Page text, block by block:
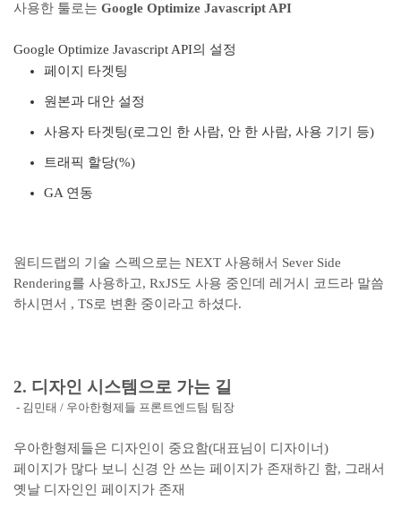
사용한 툴로는 Google Optimize Javascript API
Google Optimize Javascript API의 설정
페이지 타겟팅
원본과 대안 설정
사용자 타겟팅(로그인 한 사람, 안 한 사람, 사용 기기 등)
트래픽 할당(%)
GA 연동
원티드랩의 기술 스펙으로는 NEXT 사용해서 Sever Side
Rendering를 사용하고, RxJS도 사용 중인데 레거시 코드라 말씀
하시면서 , TS로 변환 중이라고 하셨다.
2. 디자인 시스템으로 가는 길
- 김민태 / 우아한형제들 프론트엔드팀 팀장
우아한형제들은 디자인이 중요함(대표님이 디자이너)
페이지가 많다 보니 신경 안 쓰는 페이지가 존재하긴 함, 그래서
옛날 디자인인 페이지가 존재